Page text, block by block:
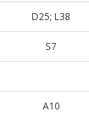
D25; L38
S7
A10